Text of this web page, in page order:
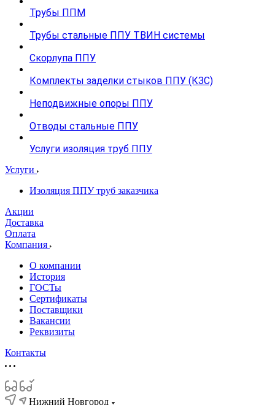
Трубы ППМ
Трубы стальные ППУ ТВИН системы
Скорлупа ППУ
Комплекты заделки стыков ППУ (КЗС)
Неподвижные опоры ППУ
Отводы стальные ППУ
Услуги изоляция труб ППУ
Услуги
Изоляция ППУ труб заказчика
Акции
Доставка
Оплата
Компания
О компании
История
ГОСТы
Сертификаты
Поставщики
Вакансии
Реквизиты
Контакты
Нижний Новгород